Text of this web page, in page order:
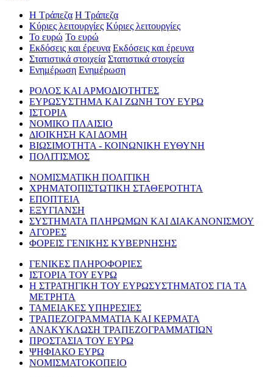
Η Τράπεζα Η Τράπεζα
Κύριες λειτουργίες Κύριες λειτουργίες
Το ευρώ Το ευρώ
Εκδόσεις και έρευνα Εκδόσεις και έρευνα
Στατιστικά στοιχεία Στατιστικά στοιχεία
Ενημέρωση Ενημέρωση
ΡΟΛΟΣ ΚΑΙ ΑΡΜΟΔΙΟΤΗΤΕΣ
ΕΥΡΩΣΥΣΤΗΜΑ ΚΑΙ ΖΩΝΗ ΤΟΥ ΕΥΡΩ
ΙΣΤΟΡΙΑ
ΝΟΜΙΚΟ ΠΛΑΙΣΙΟ
ΔΙΟΙΚΗΣΗ ΚΑΙ ΔΟΜΗ
ΒΙΩΣΙΜΟΤΗΤΑ - ΚΟΙΝΩΝΙΚΗ ΕΥΘΥΝΗ
ΠΟΛΙΤΙΣΜΟΣ
ΝΟΜΙΣΜΑΤΙΚΗ ΠΟΛΙΤΙΚΗ
ΧΡΗΜΑΤΟΠΙΣΤΩΤΙΚΗ ΣΤΑΘΕΡΟΤΗΤΑ
ΕΠΟΠΤΕΙΑ
ΕΞΥΓΙΑΝΣΗ
ΣΥΣΤΗΜΑΤΑ ΠΛΗΡΩΜΩΝ ΚΑΙ ΔΙΑΚΑΝΟΝΙΣΜΟΥ
ΑΓΟΡΕΣ
ΦΟΡΕΙΣ ΓΕΝΙΚΗΣ ΚΥΒΕΡΝΗΣΗΣ
ΓΕΝΙΚΕΣ ΠΛΗΡΟΦΟΡΙΕΣ
ΙΣΤΟΡΙΑ ΤΟΥ ΕΥΡΩ
Η ΣΤΡΑΤΗΓΙΚΗ ΤΟΥ ΕΥΡΩΣΥΣΤΗΜΑΤΟΣ ΓΙΑ ΤΑ
ΜΕΤΡΗΤΑ
ΤΑΜΕΙΑΚΕΣ ΥΠΗΡΕΣΙΕΣ
ΤΡΑΠΕΖΟΓΡΑΜΜΑΤΙΑ ΚΑΙ ΚΕΡΜΑΤΑ
ΑΝΑΚΥΚΛΩΣΗ ΤΡΑΠΕΖΟΓΡΑΜΜΑΤΙΩΝ
ΠΡΟΣΤΑΣΙΑ ΤΟΥ ΕΥΡΩ
ΨΗΦΙΑΚΟ ΕΥΡΩ
ΝΟΜΙΣΜΑΤΟΚΟΠΕΙΟ